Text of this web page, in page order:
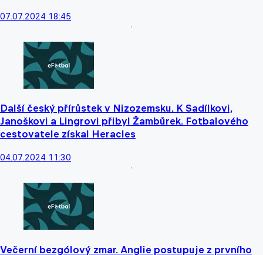
07.07.2024 18:45
Další český přírůstek v Nizozemsku. K Sadílkovi,
Janoškovi a Lingrovi přibyl Žambůrek. Fotbalového
cestovatele získal Heracles
04.07.2024 11:30
Večerní bezgólový zmar. Anglie postupuje z prvního